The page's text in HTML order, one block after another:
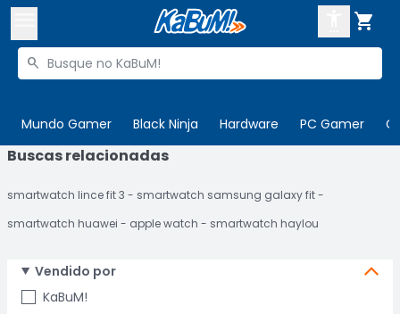

Buscar produtos

Mundo Gamer Black Ninja Hardware PC Gamer

 Departamentos
Mais Vendidos
ENTRE
CADASTRE-SE
Buscas relacionadas
smartwatch lince fit 3
smartwatch samsung galaxy fit
smartwatch huawei
apple watch smartwatch haylou
Vendido por
KaBuM!